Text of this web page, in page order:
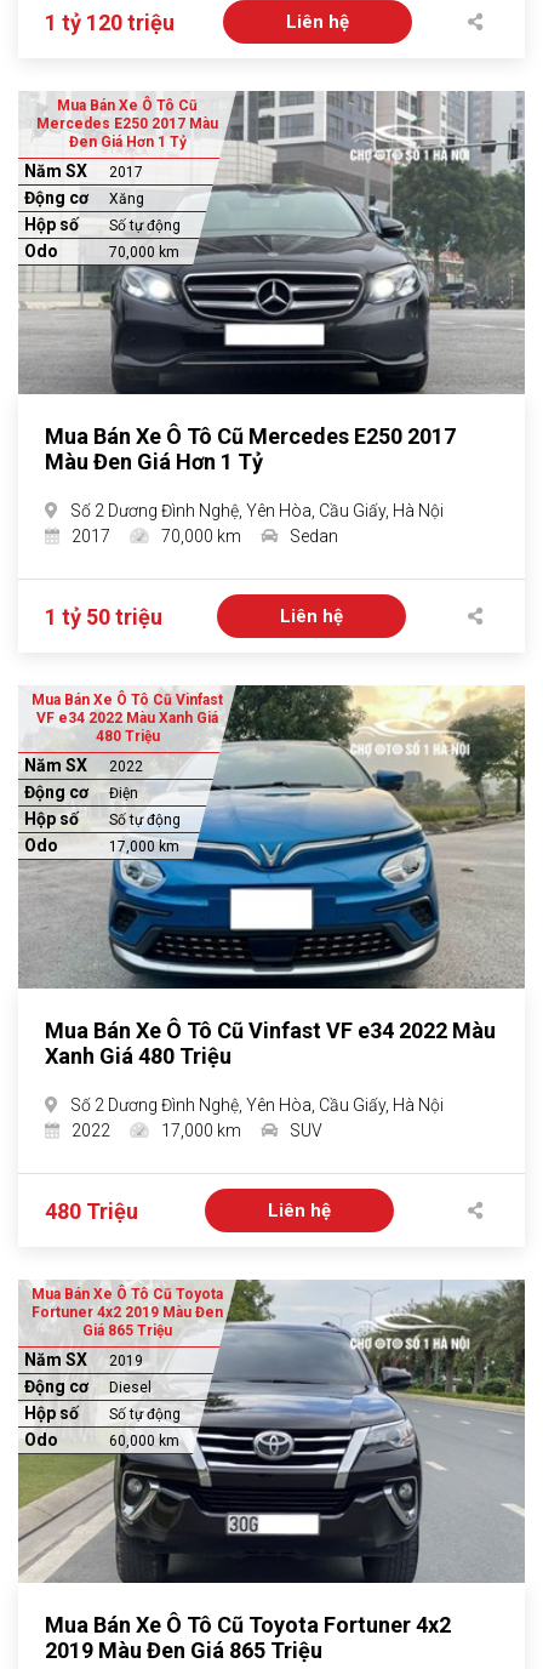
1 tỷ 120 triệu Liên hệ
Mua Bán Xe Ô Tô Cũ
Mercedes E250 2017 Màu
Đen Giá Hơn 1 Tỷ
Năm SX 2017
Động cơ Xăng
Hộp số Số tự động
Odo 70,000 km
Mua Bán Xe Ô Tô Cũ Mercedes E250 2017
Màu Đen Giá Hơn 1 Tỷ
Số 2 Dương Đình Nghệ, Yên Hòa, Cầu Giấy, Hà Nội
2017
70,000 km Sedan
1 tỷ 50 triệu Liên hệ
Mua Bán Xe Ô Tô Cũ Vinfast
VF e34 2022 Màu Xanh Giá
480 Triệu
Năm SX 2022
Động cơ Điện
Hộp số Số tự động
Odo 17,000 km
Mua Bán Xe Ô Tô Cũ Vinfast VF e34 2022 Màu
Xanh Giá 480 Triệu
Số 2 Dương Đình Nghệ, Yên Hòa, Cầu Giấy, Hà Nội
2022
17,000 km SUV
480 Triệu Liên hệ
Mua Bán Xe Ô Tô Cũ Toyota
Fortuner 4x2 2019 Màu Đen
Giá 865 Triệu
Năm SX 2019
Động cơ Diesel
Hộp số Số tự động
Odo 60,000 km
Mua Bán Xe Ô Tô Cũ Toyota Fortuner 4x2
2019 Màu Đen Giá 865 Triệu